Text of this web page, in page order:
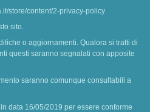
store/content/2-privacy-policy
sito.
o aggiornamenti. Qualora si tratti di
questi saranno segnalati con apposite
saranno comunque consultabili a
data 16/05/2019 per essere conforme